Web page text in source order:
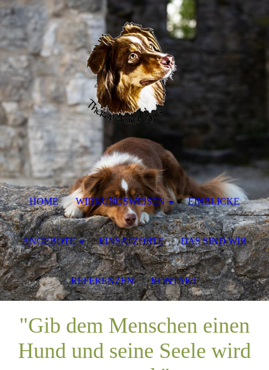
"Gib dem Menschen einen
Hund und seine Seele wird
HOME WIRKUNGSWEISEN EINBLICKE
ANGEBOTE EINSATZORTE DAS SIND WIR
REFERENZEN KONTAKT